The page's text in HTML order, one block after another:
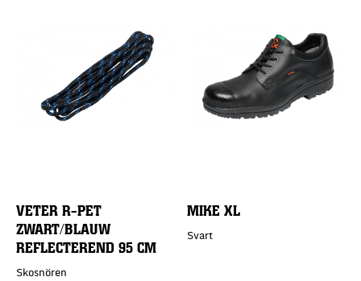
VETER R-PET
ZWART/BLAUW
REFLECTEREND 95 CM
Skosnören
MIKE XL
Svart